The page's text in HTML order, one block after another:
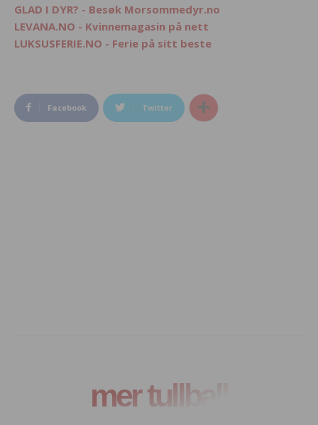
GLAD I DYR? - Besøk Morsommedyr.no
LEVANA.NO - Kvinnemagasin på nett
LUKSUSFERIE.NO - Ferie på sitt beste
Facebook Twitter
mer tullball